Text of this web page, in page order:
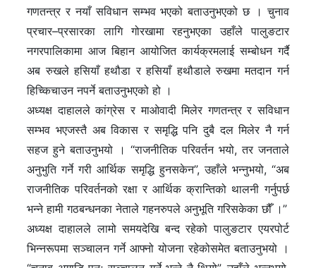
गणतन्त्र र नयाँ सविधान सम्भव भएको बताउनुभएको छ । चुनाव
प्रचार–प्रसारका लागि गोरखामा रहनुभएका उहाँले पालुङटार
नगरपालिकामा आज बिहान आयोजित कार्यक्रमलाई सम्बोधन गर्दै
अब रुखले हसियाँ हथौडा र हसियाँ हथौडाले रुखमा मतदान गर्न
हिच्किचाउन नपर्ने बताउनुभएको हो ।
अध्यक्ष दाहालले कांग्रेस र माओवादी मिलेर गणतन्त्र र सविधान
सम्भव भएजस्तै अब विकास र समृद्धि पनि दुबै दल मिलेर नै गर्न
सहज हुने बताउनुभयो । “राजनीतिक परिवर्तन भयो, तर जनताले
अनुभुति गर्ने गरी आर्थिक समृद्धि हुनसकेन”, उहाँले भन्नुभयो, “अब
राजनीतिक परिवर्तनको रक्षा र आर्थिक क्रान्तिको थालनी गर्नुपर्छ
भन्ने हामी गठबन्धनका नेताले गहनरुपले अनुभूति गरिसकेका छौँ ।”
अध्यक्ष दाहालले लामो समयदेखि बन्द रहेको पालुङटार एयरपोर्ट
भिन्नरूपमा सञ्चालन गर्ने आफ्नो योजना रहेकोसमेत बताउनुभयो ।